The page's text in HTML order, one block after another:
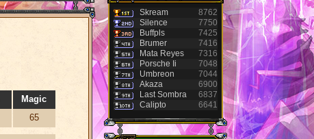
Magic
65
Skream
8762
Silence
7750
Buffpls
7425
Brumer
7416
Mata Reyes
7316
Porsche Ii
7048
Umbreon
7044
Akaza
6900
Last Sombra
6837
Calipto
6641